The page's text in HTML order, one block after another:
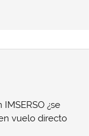
¿se
vuelo directo